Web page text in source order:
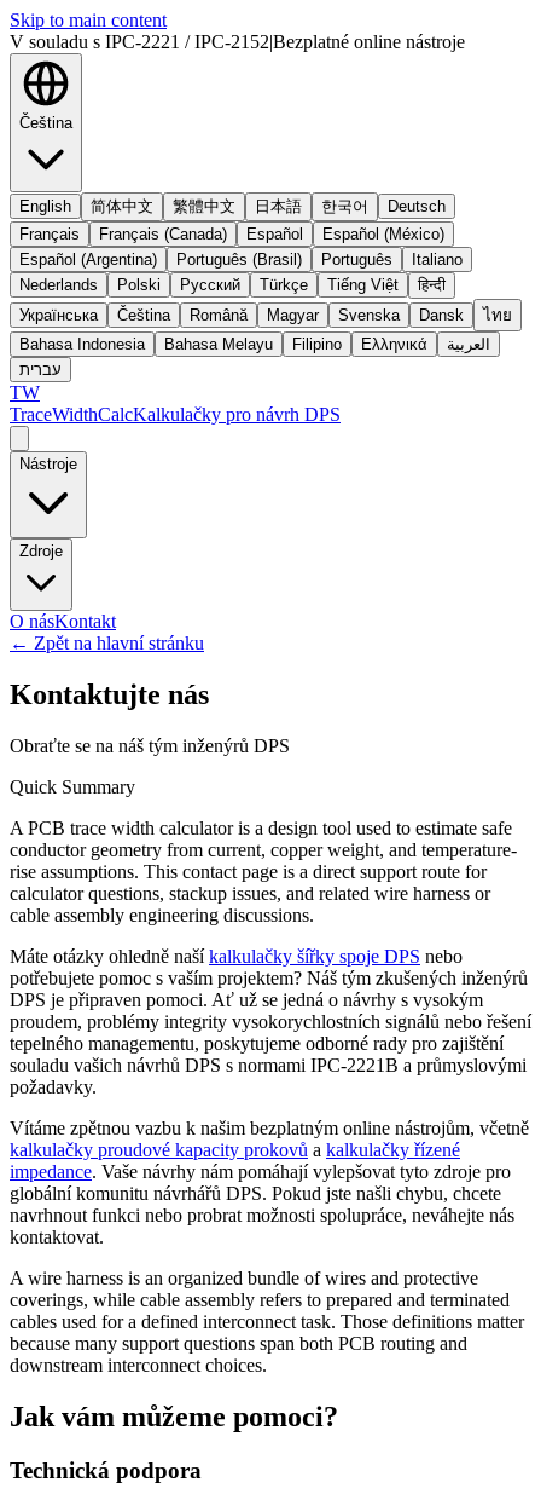
Skip to main content
V souladu s IPC-2221 / IPC-2152|Bezplatné online nástroje
Čeština
English 简体中文 繁體中文 日本語 한국어
Deutsch
Français
Français (Canada) Español
Español (México)
Español (Argentina)
Português (Brasil) Português
Italiano
Nederlands
Polski Русский Türkçe Tiếng Việt
हिन्दी
Українська
Čeština Română Magyar Svenska Dansk
ไทย
Bahasa Indonesia
Bahasa Melayu Filipino Ελληνικά
العربية
עברית
TW
TraceWidthCalcKalkulačky pro návrh DPS
Nástroje
Zdroje
O násKontakt
← Zpět na hlavní stránku
Kontaktujte nás
Obraťte se na náš tým inženýrů DPS
Quick Summary
A PCB trace width calculator is a design tool used to estimate safe
conductor geometry from current, copper weight, and temperature-
rise assumptions. This contact page is a direct support route for
calculator questions, stackup issues, and related wire harness or
cable assembly engineering discussions.
Máte otázky ohledně našíkalkulačky šířky spoje DPS nebo
potřebujete pomoc s vaším projektem? Náš tým zkušených inženýrů
DPS je připraven pomoci. Ať už se jedná o návrhy s vysokým
proudem, problémy integrity vysokorychlostních signálů nebo řešení
tepelného managementu, poskytujeme odborné rady pro zajištění
souladu vašich návrhů DPS s normami IPC-2221B a průmyslovými
požadavky.
Vítáme zpětnou vazbu k našim bezplatným online nástrojům, včetně
kalkulačky proudové kapacity prokovů a kalkulačky řízené
impedance. Vaše návrhy nám pomáhají vylepšovat tyto zdroje pro
globální komunitu návrhářů DPS. Pokud jste našli chybu, chcete
navrhnout funkci nebo probrat možnosti spolupráce, neváhejte nás
kontaktovat.
A wire harness is an organized bundle of wires and protective
coverings, while cable assembly refers to prepared and terminated
cables used for a defined interconnect task. Those definitions matter
because many support questions span both PCB routing and
downstream interconnect choices.
Jak vám můžeme pomoci?
Technická podpora